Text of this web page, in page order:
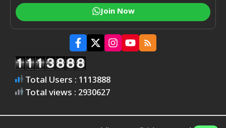
Join Now
Total Users : 1113888
Total views : 2930627